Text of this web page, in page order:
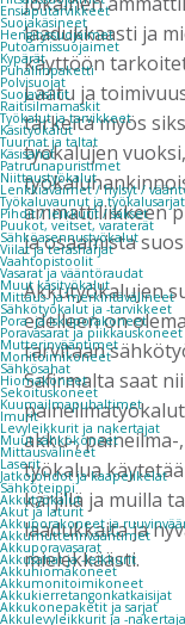
Ensiaputarvikkeet
Suojakäsineet
Hengityssuojaimet
Putoamissuojaimet
Kypärät
Puhallinpaketti
Polvisuojat
Suojavisiirit
Raitisilmamaskit
Työkalut ja tarvikkeet
Käsityökalut
Tuurnat ja taltat
Käsisahat
Patruunapuristimet
Niittaustyökalut
Lenkkiavaimet / hylsyt /
Työkaluvaunut ja työkalusarjat
Pihdit / leikkurit / sakset
Puukot, veitset, varaterät
Sähköasennustyökalut
Viilat ja teräsharjat
Vaahtopistoolit
Vasarat ja vääntöraudat
Muut käsityökalut
Mittaus- ja merkintävälineet
Sähkötyökalut ja -tarvikkeet
Pora- ja iskuporakoneet
Poravasarat ja piikkauskoneet
Mutterinvääntimet
Monitoimikoneet
Sähkösahat
Hiomakoneet
Sekoituskoneet
Kuumailmapuhaltimet
Imurit
Levyleikkurit ja nakertajat
Muut sähkökoneet
Mittausvälineet
Laserit
Jatkojohdot ja kaapelikelat
Sähköteippi
Akkutyökalut
Akut ja laturit
Akkuporakoneet ja
Akkumutterinvääntimet
Akkuporavasarat
Akkusahat ja -leikkurit
Akkuhiomakoneet
Akkumonitoimikoneet
Akkukierretangonkatkaisijat
Akkukonepaketit ja sarjat
Akkulevyleikkurit ja -
laadukkaasti ja
käyttöön
Laatu ja
tärkeitä myös
työkalujen
ammattiliikkeen
ja osaamista
Akkutyökalujen
edelleen on
tarvitaan
Safirmalta saat
akku-,
työkalua
kärjillä ja muilla
laadukkaita ja
mielekkäästi.